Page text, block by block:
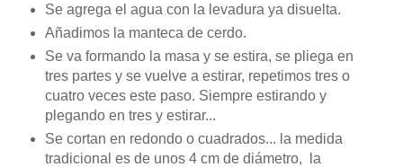
Se agrega el agua con la levadura ya disuelta.
Añadimos la manteca de cerdo.
Se va formando la masa y se estira, se pliega en
tres partes y se vuelve a estirar, repetimos tres o
cuatro veces este paso. Siempre estirando y
plegando en tres y estirar...
Se cortan en redondo o cuadrados... la medida
tradicional es de unos 4 cm de diámetro, la